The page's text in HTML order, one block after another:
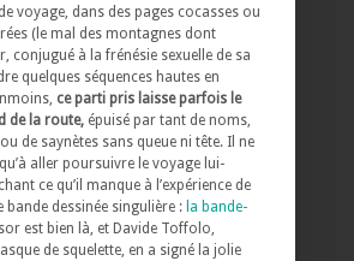
voyage, dans des pages cocasses ou
(le mal des montagnes dont
conjugué à la frénésie sexuelle de sa
quelques séquences hautes en
ce parti pris laisse parfois le
de la route, épuisé par tant de noms,
de saynètes sans queue ni tête. Il ne
aller poursuivre le voyage lui-
ce qu’il manque à l’expérience de
bande dessinée singulière : la bande-
est bien là, et Davide Toffolo,
de squelette, en a signé la jolie